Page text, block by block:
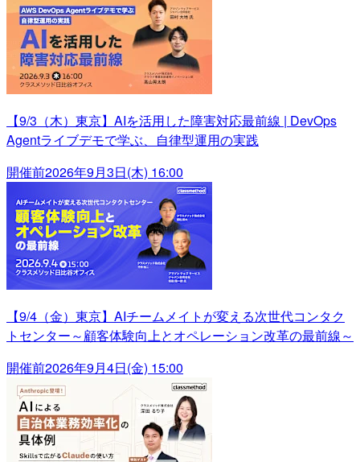
【9/3（木）東京】AIを活用した障害対応最前線 | DevOps
Agentライブデモで学ぶ、自律型運用の実践
開催前2026年9月3日(木) 16:00
【9/4（金）東京】AIチームメイトが変える次世代コンタク
トセンター～顧客体験向上とオペレーション改革の最前線～
開催前2026年9月4日(金) 15:00